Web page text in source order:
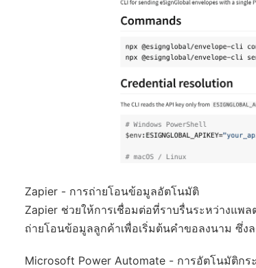
Zapier - การถ่ายโอนข้อมูลอัตโนมัติ
Zapier ช่วยให้การเชื่อมต่อที่ราบรื่นระหว่างแพ
ถ่ายโอนข้อมูลลูกค้าเพื่อเริ่มต้นคำขอลงนาม ซึ่ง
Microsoft Power Automate - การอัตโนมัติกร